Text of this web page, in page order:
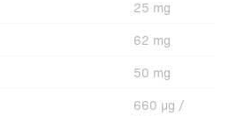
25 mg
62 mg
50 mg
660 µg /